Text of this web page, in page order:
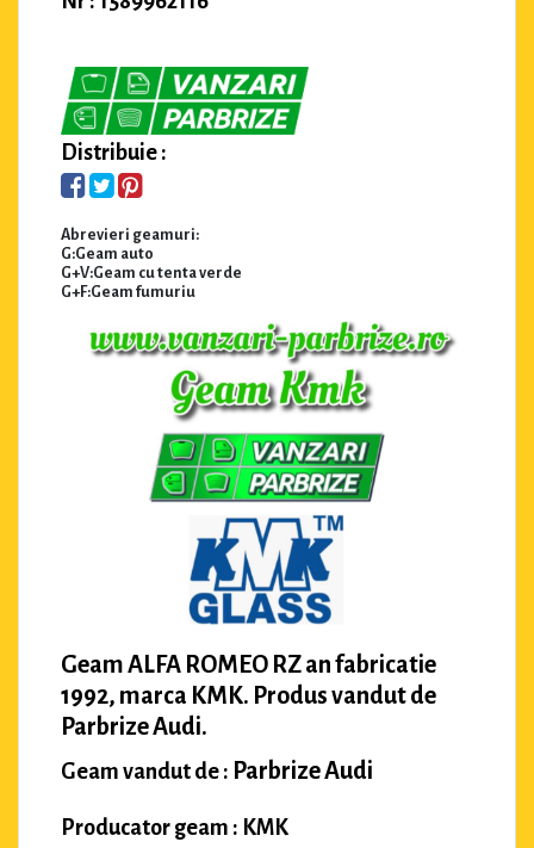
Distribuie :
Abrevieri geamuri:
G:Geam auto
G+V:Geam cu tenta verde
G+F:Geam fumuriu
Geam ALFA ROMEO RZ an fabricatie
1992, marca KMK. Produs vandut de
Parbrize Audi.
Geam vandut de : Parbrize Audi
Producator geam : KMK